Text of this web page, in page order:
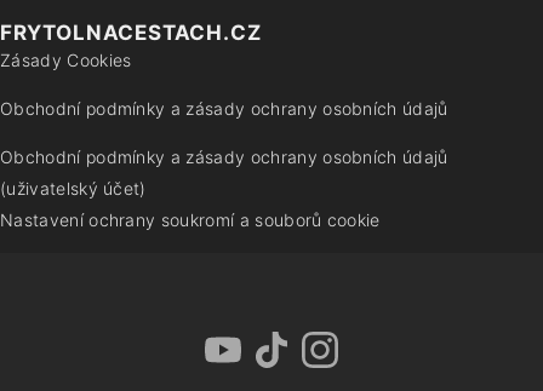
FRYTOLNACESTACH.CZ
Zásady Cookies
Obchodní podmínky a zásady ochrany osobních údajů
Obchodní podmínky a zásady ochrany osobních údajů
(uživatelský účet)
Nastavení ochrany soukromí a souborů cookie